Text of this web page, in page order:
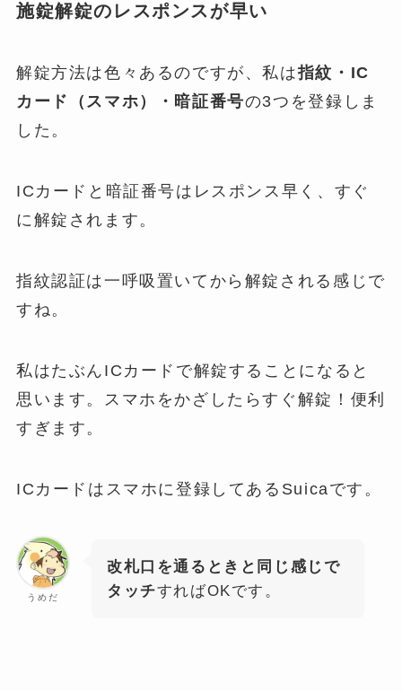
施錠解錠のレスポンスが早い
解錠方法は色々あるのですが、私は指紋・IC
カード（スマホ）・暗証番号の3つを登録しま
した。
ICカードと暗証番号はレスポンス早く、すぐ
に解錠されます。
指紋認証は一呼吸置いてから解錠される感じで
すね。
私はたぶんICカードで解錠することになると
思います。スマホをかざしたらすぐ解錠！便利
すぎます。
ICカードはスマホに登録してあるSuicaです。
うめだ
改札口を通るときと同じ感じで
タッチすればOKです。